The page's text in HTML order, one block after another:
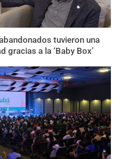
tuvieron una
gracias a la ‘Baby Box’